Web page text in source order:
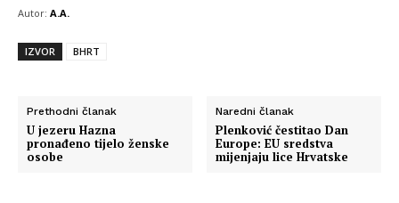
Autor: A.A.
IZVOR BHRT
Prethodni članak
U jezeru Hazna
pronađeno tijelo ženske
osobe
Naredni članak
Plenković čestitao Dan
Europe: EU sredstva
mijenjaju lice Hrvatske